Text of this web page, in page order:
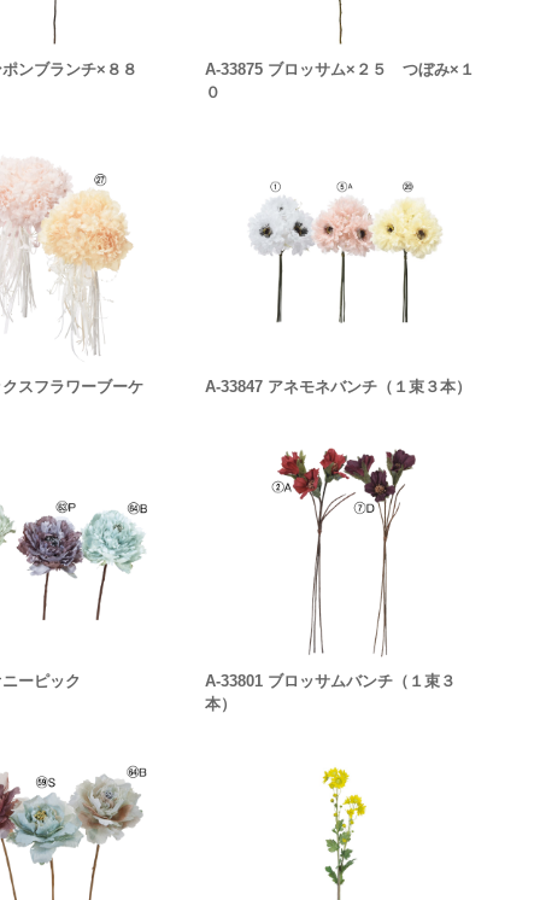
ンブランチ×８８
A-33875 ブロッサム×２５ つぼみ×１
０
スフラワーブーケ A-33847 アネモネバンチ（１束３本）
ーピック
A-33801 ブロッサムバンチ（１束３
本）